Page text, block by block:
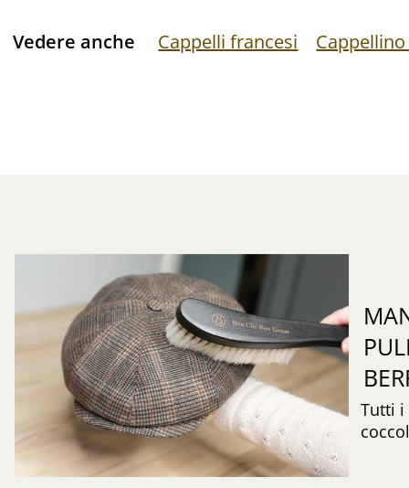
Vedere anche Cappelli francesi
Tutti i